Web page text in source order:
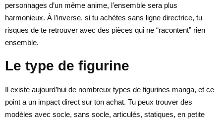
personnages d’un même anime, l’ensemble sera plus
harmonieux. À l’inverse, si tu achètes sans ligne directrice, tu
risques de te retrouver avec des pièces qui ne “racontent” rien
ensemble.
Le type de figurine
Il existe aujourd’hui de nombreux types de figurines manga, et ce
point a un impact direct sur ton achat. Tu peux trouver des
modèles avec socle, sans socle, articulés, statiques, en petite